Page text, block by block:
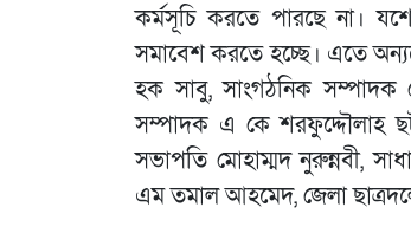
কর্মসূচি করতে পারছে না।
সমাবেশ করতে হচ্ছে। এতে
হক সাবু, সাংগঠনিক
সম্পাদক এ কে শরফুদ্দৌলাহ
সভাপতি মোহাম্মদ নুরুন্নবী,
এম তমাল আহমেদ, জেলা